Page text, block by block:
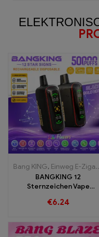
Bang KING, Einweg E-Zigaretten
BANGKING 12
Sternzeichen Vape
€6.24